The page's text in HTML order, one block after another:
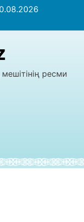
ресми